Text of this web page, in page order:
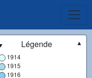
Légende
▼
1914
1915
1916